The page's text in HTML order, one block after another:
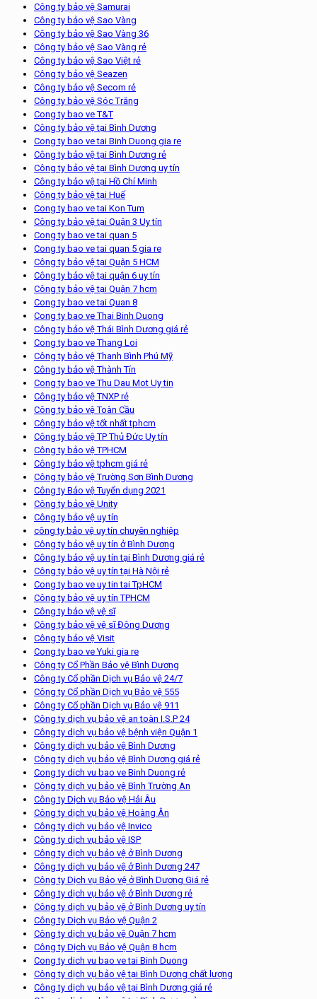
Công ty bảo vệ Samurai
Công ty bảo vệ Sao Vàng
Công ty bảo vệ Sao Vàng 36
Công ty bảo vệ Sao Vàng rẻ
Công ty bảo vệ Sao Việt rẻ
Công ty bảo vệ Seazen
Công ty bảo vệ Secom rẻ
Công ty bảo vệ Sóc Trăng
Cong ty bao ve T&T
Công ty bảo vệ tại Bình Dương
Cong ty bao ve tai Binh Duong gia re
Công ty bảo vệ tại Bình Dương rẻ
Công ty bảo vệ tại Bình Dương uy tín
Công ty bảo vệ tại Hồ Chí Minh
Công ty bảo vệ tại Huế
Cong ty bao ve tai Kon Tum
Công ty bảo vệ tại Quận 3 Uy tín
Cong ty bao ve tai quan 5
Cong ty bao ve tai quan 5 gia re
Công ty bảo vệ tại Quận 5 HCM
Công ty bảo vệ tại quận 6 uy tín
Công ty bảo vệ tại Quận 7 hcm
Cong ty bao ve tai Quan 8
Cong ty bao ve Thai Binh Duong
Công ty bảo vệ Thái Bình Dương giá rẻ
Cong ty bao ve Thang Loi
Công ty bảo vệ Thanh Bình Phú Mỹ
Công ty bảo vệ Thành Tín
Cong ty bao ve Thu Dau Mot Uy tin
Công ty bảo vệ TNXP rẻ
Công ty bảo vệ Toàn Cầu
Công ty bảo vệ tốt nhất tphcm
Công ty bảo vệ TP Thủ Đức Uy tín
Công ty bảo vệ TPHCM
Công ty bảo vệ tphcm giá rẻ
Công ty bảo vệ Trường Sơn Bình Dương
Công ty Bảo vệ Tuyển dụng 2021
Công ty bảo vệ Unity
Công ty bảo vệ uy tín
công ty bảo vệ uy tín chuyên nghiệp
Công ty bảo vệ uy tín ở Bình Dương
Công ty bảo vệ uy tín tại Bình Dương giá rẻ
Công ty bảo vệ uy tín tại Hà Nội rẻ
Cong ty bao ve uy tin tai TpHCM
Công ty bảo vệ uy tín TPHCM
Công ty bảo vệ vệ sĩ
Công ty bảo vệ vệ sĩ Đông Dương
Công ty bảo vệ Visit
Cong ty bao ve Yuki gia re
Công ty Cổ Phần Bảo vệ Bình Dương
Công ty Cổ phần Dịch vụ Bảo vệ 24/7
Công ty Cổ phần Dịch vụ Bảo vệ 555
Công ty Cổ phần Dịch vụ Bảo vệ 911
Công ty dịch vụ bảo vệ an toàn I.S.P 24
Công ty dịch vụ bảo vệ bệnh viện Quận 1
Công ty dịch vụ bảo vệ Bình Dương
Công ty dịch vụ bảo vệ Bình Dương giá rẻ
Cong ty dich vu bao ve Binh Duong rẻ
Công ty dịch vụ bảo vệ Bình Trường An
Công ty Dịch vụ Bảo vệ Hải Âu
Công ty dịch vụ bảo vệ Hoàng Ân
Công ty dịch vụ bảo vệ Invico
Công ty dịch vụ bảo vệ ISP
Công ty dịch vụ bảo vệ ở Bình Dương
Công ty dịch vụ bảo vệ ở Bình Dương 247
Công ty Dịch vụ Bảo vệ ở Bình Dương Giá rẻ
Công ty dịch vụ bảo vệ ở Bình Dương rẻ
Công ty dịch vụ bảo vệ ở Bình Dương uy tín
Công ty Dịch vụ Bảo vệ Quận 2
Công ty dịch vụ bảo vệ Quận 7 hcm
Công ty Dịch vụ Bảo vệ Quận 8 hcm
Cong ty dich vu bao ve tai Binh Duong
Công ty dịch vụ bảo vệ tại Bình Dương chất lượng
Công ty dịch vụ bảo vệ tại Bình Dương giá rẻ